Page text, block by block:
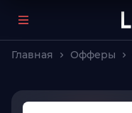
Главная Офферы